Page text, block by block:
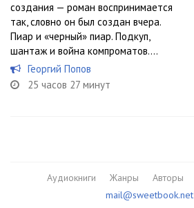
создания — роман воспринимается
так, словно он был создан вчера.
Пиар и «черный» пиар. Подкуп,
шантаж и война компроматов....
Георгий Попов
25 часов 27 минут
Аудиокниги Жанры Авторы
mail@sweetbook.net